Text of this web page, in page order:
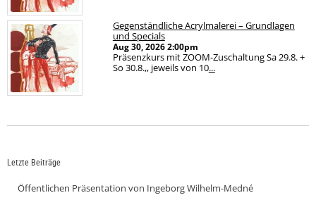
Gegenständliche Acrylmalerei – Grundlagen
und Specials
Aug 30, 20262:00pm
Präsenzkurs mit ZOOM-Zuschaltung Sa 29.8. +
So 30.8.,, jeweils von 10...
Letzte Beiträge
Öffentlichen Präsentation von Ingeborg Wilhelm-Medné